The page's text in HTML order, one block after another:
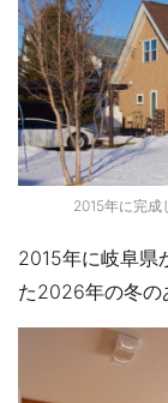
2015年に完成
2015年に岐阜県
た2026年の冬の